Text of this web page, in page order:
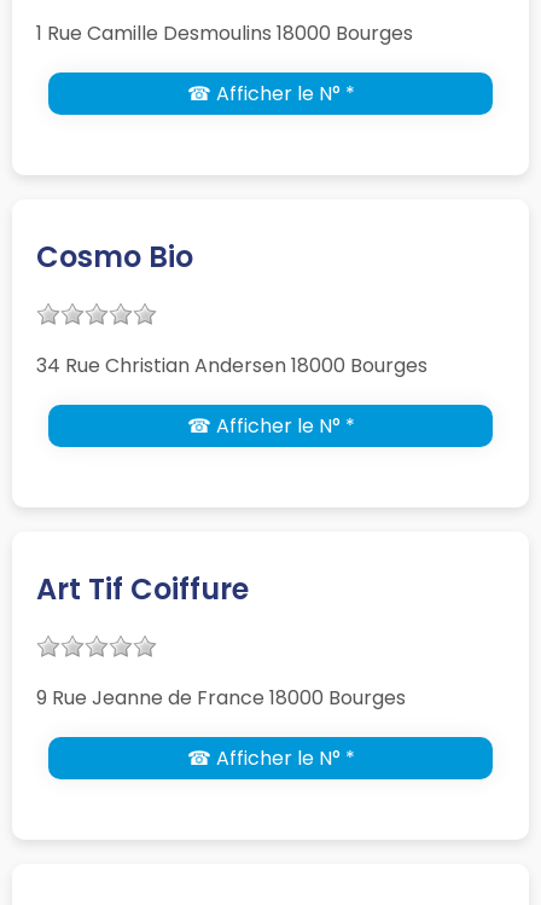
1 Rue Camille Desmoulins 18000 Bourges
☎ Afficher le N° *
Cosmo Bio
34 Rue Christian Andersen 18000 Bourges
☎ Afficher le N° *
Art Tif Coiffure
9 Rue Jeanne de France 18000 Bourges
☎ Afficher le N° *